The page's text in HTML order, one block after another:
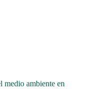
medio ambiente en